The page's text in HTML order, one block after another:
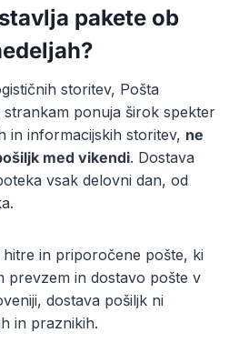
pakete ob
storitev, Pošta
strankam ponuja širok spekter
in informacijskih storitev, ne
med vikendi. Dostava
vsak delovni dan, od
in priporočene pošte, ki
prevzem in dostavo pošte v
dostava pošiljk ni
in praznikih.